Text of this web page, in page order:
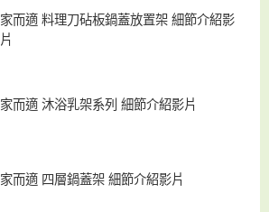
家而適 料理刀砧板鍋蓋放置架 細節介紹影
片
家而適 沐浴乳架系列 細節介紹影片
家而適 四層鍋蓋架 細節介紹影片